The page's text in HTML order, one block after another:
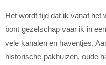
Het wordt tijd dat ik vanaf het
bont gezelschap vaar ik in
vele kanalen en haventjes.
historische pakhuizen, oude